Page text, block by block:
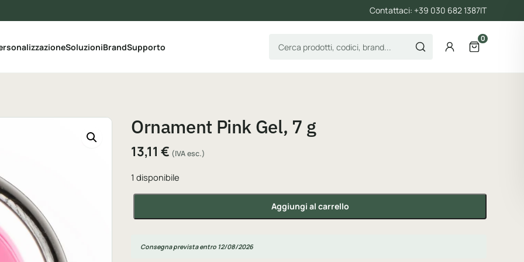
Contattaci: +39 030 682 1387IT
categorie del catalogo
SoluzioniBrandSupporto Cerca prodotti AccountApri il
0
Ornament Pink Gel, 7 g
13,11 € (IVA esc.)
1 disponibile
Aggiungi al carrello
Consegna prevista entro 12/08/2026